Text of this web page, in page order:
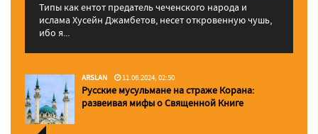
Типы как ентот предатель чеченского народа и
ислама Хусейн Джамбетов, несет откровенную чушь,
ибо я...
ARSLAN 11.06.2024, 02:50
Русские мусульмане на страже Корана:
pазвеивая мифы о Священной Книге